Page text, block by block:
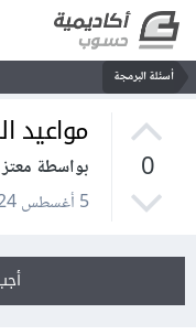
أسئلة البرمجة
0
مواعيد
بواسطة
5 أغسطس 2024